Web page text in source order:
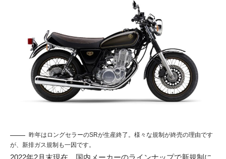
昨年はロングセラーのSRが生産終了。様々な規制が終売の理由です
が、新排ガス規制も一因です。
2022年2月末現在、国内メーカーのラインナップで新規制に